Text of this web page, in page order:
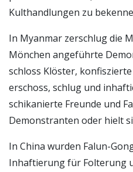
Kulthandlungen zu
In Myanmar zerschlug die
Mönchen angeführte
schloss Klöster,
erschoss, schlug und
schikanierte Freunde und
Demonstranten oder hielt
In China wurden Falun-
Inhaftierung für Folterung